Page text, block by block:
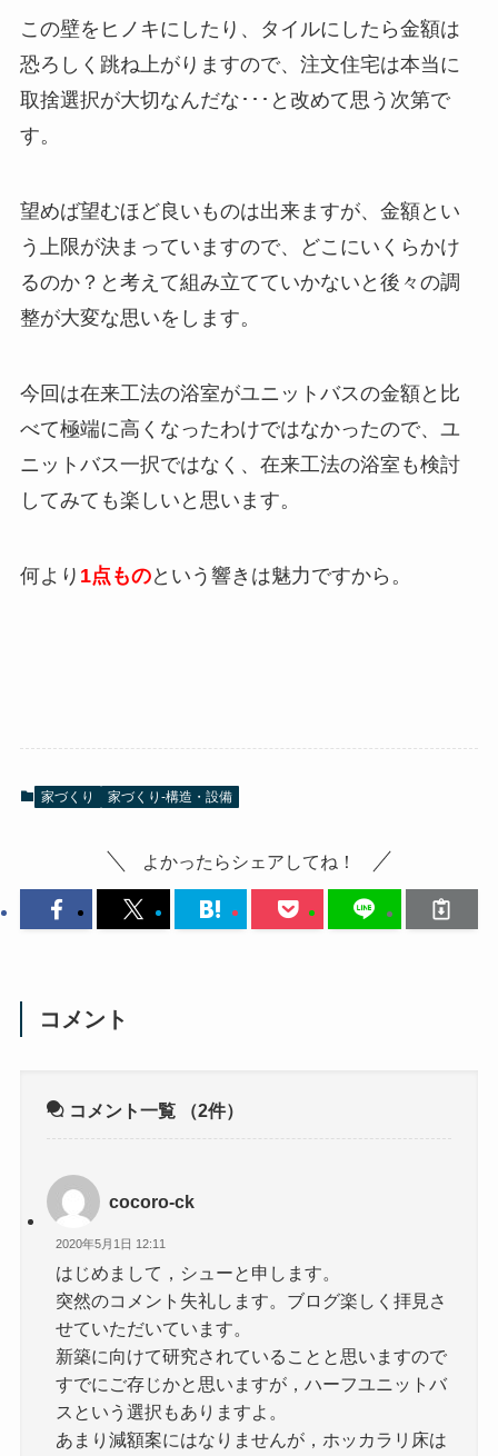
この壁をヒノキにしたり、タイルにしたら金額は
恐ろしく跳ね上がりますので、注文住宅は本当に
取捨選択が大切なんだな･･･と改めて思う次第で
す。
望めば望むほど良いものは出来ますが、金額とい
う上限が決まっていますので、どこにいくらかけ
るのか？と考えて組み立てていかないと後々の調
整が大変な思いをします。
今回は在来工法の浴室がユニットバスの金額と比
べて極端に高くなったわけではなかったので、ユ
ニットバス一択ではなく、在来工法の浴室も検討
してみても楽しいと思います。
何より 1点ものという響きは魅力ですから。
家づくり 家づくり-構造・設備
よかったらシェアしてね！
コメント
コメント一覧 （2件）
cocoro-ck
2020年5月1日 12:11
はじめまして，シューと申します。
突然のコメント失礼します。ブログ楽しく拝見さ
せていただいています。
新築に向けて研究されていることと思いますので
すでにご存じかと思いますが，ハーフユニットバ
スという選択もありますよ。
あまり減額案にはなりませんが，ホッカラリ床は